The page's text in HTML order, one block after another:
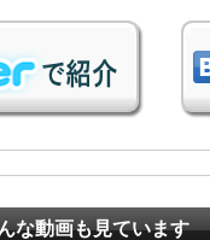
な動画も見ています